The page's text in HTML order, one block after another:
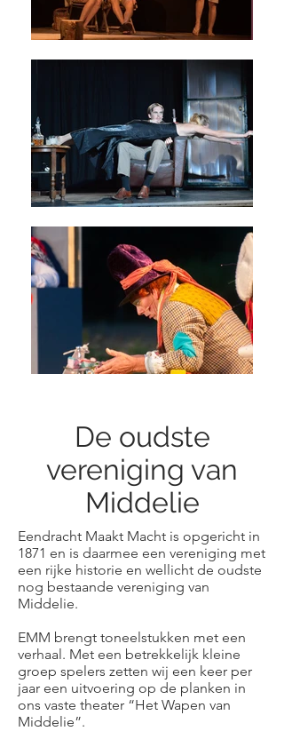
De oudste
vereniging van
Middelie
Eendracht Maakt Macht is opgericht in
1871 en is daarmee een vereniging met
een rijke historie en wellicht de oudste
nog bestaande vereniging van
Middelie.
EMM brengt toneelstukken met een
verhaal. Met een betrekkelijk kleine
groep spelers zetten wij een keer per
jaar een uitvoering op de planken in
ons vaste theater “Het Wapen van
Middelie”.